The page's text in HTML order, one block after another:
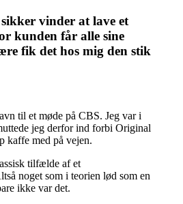
vinder at lave et
kunden får alle sine
fik det hos mig den stik
til et møde på CBS. Jeg var i
jeg derfor ind forbi Original
kaffe med på vejen.
tilfælde af et
noget som i teorien lød som en
ikke var det.